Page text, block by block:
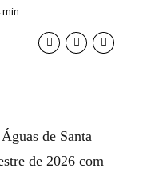
min
de 2026 com